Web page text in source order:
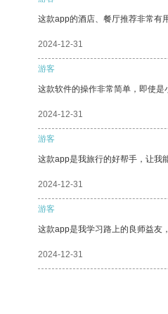
这款app的酒店、餐厅推荐非常有
2024-12-31
游客
这款软件的操作非常简单，即使是
2024-12-31
游客
这款app是我旅行的好帮手，让我
2024-12-31
游客
这款app是我学习路上的良师益友
2024-12-31